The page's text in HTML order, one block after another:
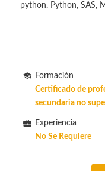
python. Python, SAS,
Formación
Certificado de
secundaria no
Experiencia
No Se Requiere